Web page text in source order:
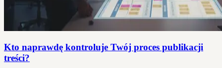
Kto naprawdę kontroluje Twój proces publikacji
treści?